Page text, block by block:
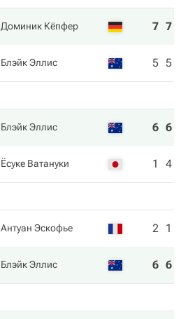
Доминик Кёпфер 7 7
Блэйк Эллис 5 5
Блэйк Эллис 6 6
Ёсуке Ватануки 1 4
Антуан Эскофье 2 1
Блэйк Эллис 6 6